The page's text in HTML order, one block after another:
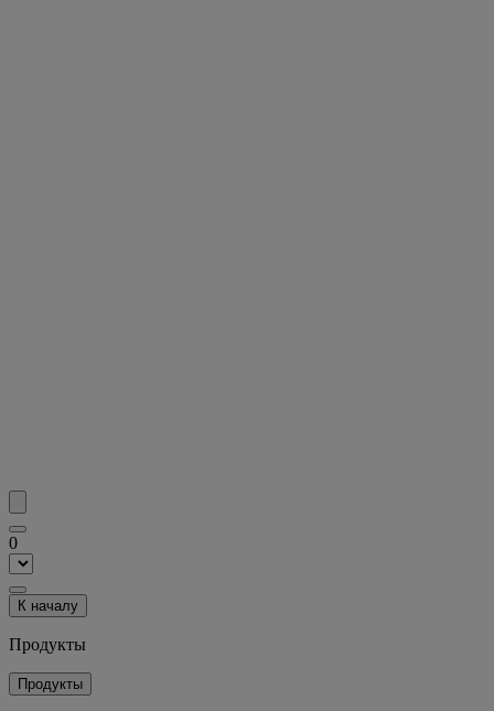
0
К началу
Продукты
Продукты